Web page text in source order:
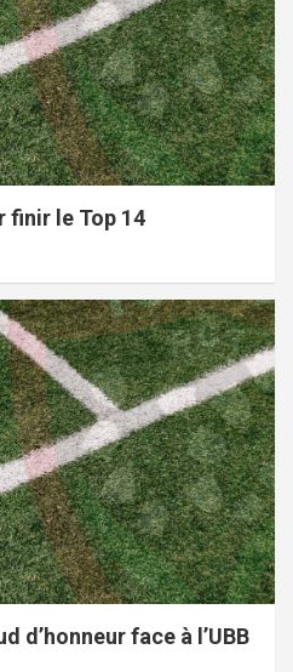
finir le Top 14
d’honneur face à l’UBB